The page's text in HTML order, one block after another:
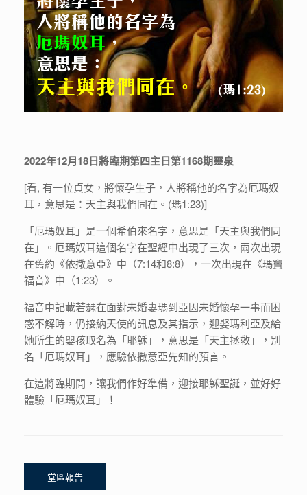
2022年12月18日將臨期第四主日第1168期靈泉
[看, 有一位貞女，將懷孕生子，人將稱他的名字為厄瑪奴
耳，意思是：天主與我們同在。(瑪1:23)]
「厄瑪奴耳」是一個希伯來名字，意思是「天主與我們同
在」。厄瑪奴耳這個名字在聖經中出現了三次，兩次出現
在舊約《依撒意亞》中（7:14和8:8），一次出現在《瑪竇
福音》中（1:23）。
福音中記載若瑟在面對未婚妻瑪到亞因未婚懷孕一事而困
惑不解時，仍接納天使的訊息及其指示，迎娶瑪利亞及給
她所生的嬰孩取名為「耶穌」，意思是「天主拯救」，別
名「厄瑪奴耳」，應驗依撒意亞先知的預言。
在這將臨期間，讓我們作好準備，迎接耶穌聖誕，並好好
體驗「厄瑪奴耳」！